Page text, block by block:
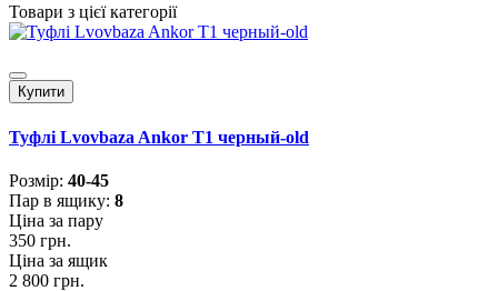
Товари з цієї категорії
Купити
Туфлі Lvovbaza Ankor Т1 черный-old
Розмiр: 40-45
Пар в ящику: 8
Ціна за пару
350 грн.
Ціна за ящик
2 800 грн.